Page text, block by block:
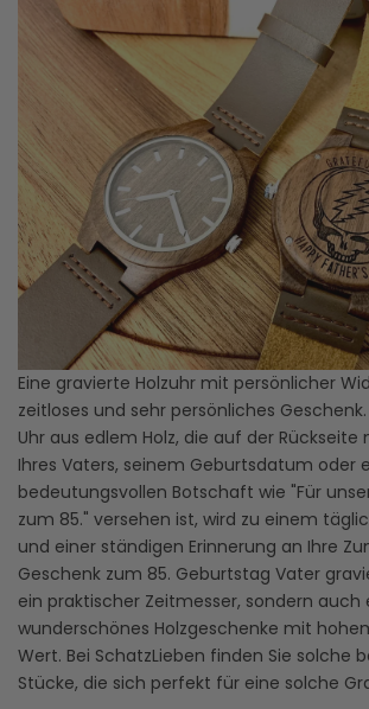
Eine gravierte Holzuhr mit persönlicher
zeitloses und sehr persönliches
Uhr aus edlem Holz, die auf der
Ihres Vaters, seinem Geburtsdatum oder
bedeutungsvollen Botschaft wie "Für
zum 85." versehen ist, wird zu einem
und einer ständigen Erinnerung an Ihre
Geschenk zum 85. Geburtstag Vater
ein praktischer Zeitmesser, sondern auch
wunderschönes Holzgeschenke mit
Wert. Bei SchatzLieben finden Sie solche
Stücke, die sich perfekt für eine solche